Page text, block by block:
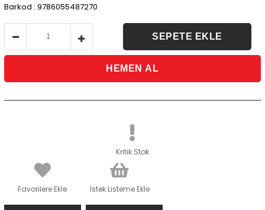
Barkod : 9786055487270
Kritik Stok
Favorilere Ekle İstek Listeme Ekle